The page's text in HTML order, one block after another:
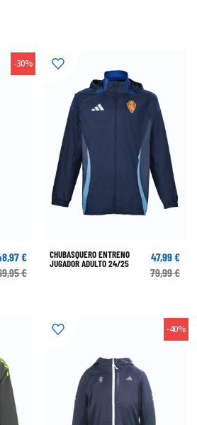
-30%
€
€
CHUBASQUERO ENTRENO
JUGADOR ADULTO 24/25
47,99 €
79,99 €
-40%